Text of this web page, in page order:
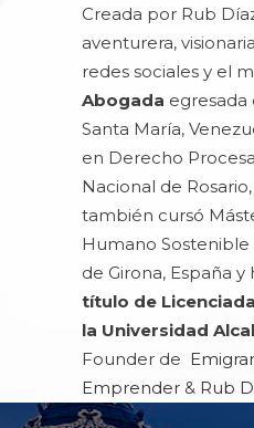
Creada por Rub
aventurera,
redes sociales y el
Abogada egresada
Santa María,
en Derecho
Nacional de
también cursó
Humano Sostenible
de Girona, España
título de
la Universidad
Founder de
Emprender & Rub